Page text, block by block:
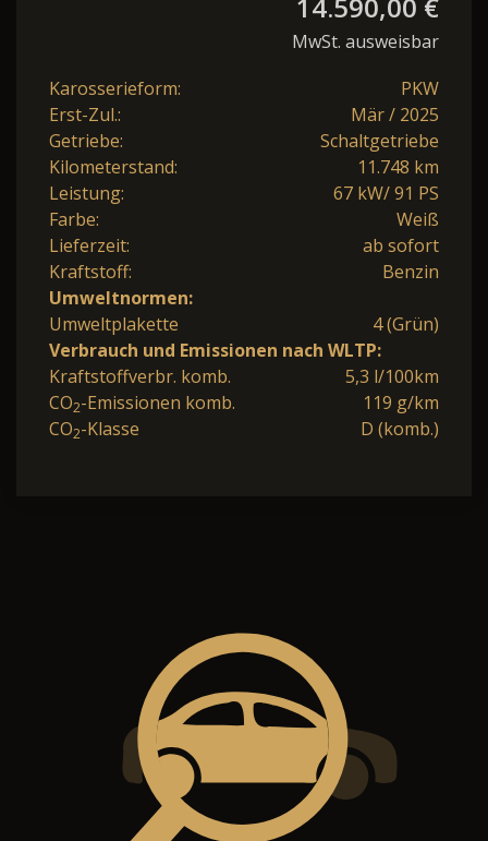
14.590,00 €
MwSt. ausweisbar
Karosserieform:
PKW
Erst-Zul.:
Mär / 2025
Getriebe:
Schaltgetriebe
Kilometerstand:
11.748 km
Leistung:
67 kW/ 91 PS
Farbe:
Weiß
Lieferzeit:
ab sofort
Kraftstoff:
Benzin
Umweltnormen:
Umweltplakette
4 (Grün)
Verbrauch und Emissionen nach WLTP:
Kraftstoffverbr. komb.
5,3 l/100km
CO2-Emissionen komb.
119 g/km
CO2-Klasse D (komb.)